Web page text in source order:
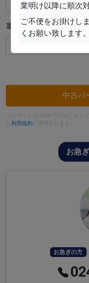
車体番号
中古パ
このサイトはreCAPTCHAによっ
利用規約 が適用されます。
お急
お急ぎの方
業明け以降に順次
ご不便をお掛けし
くお願い致します。